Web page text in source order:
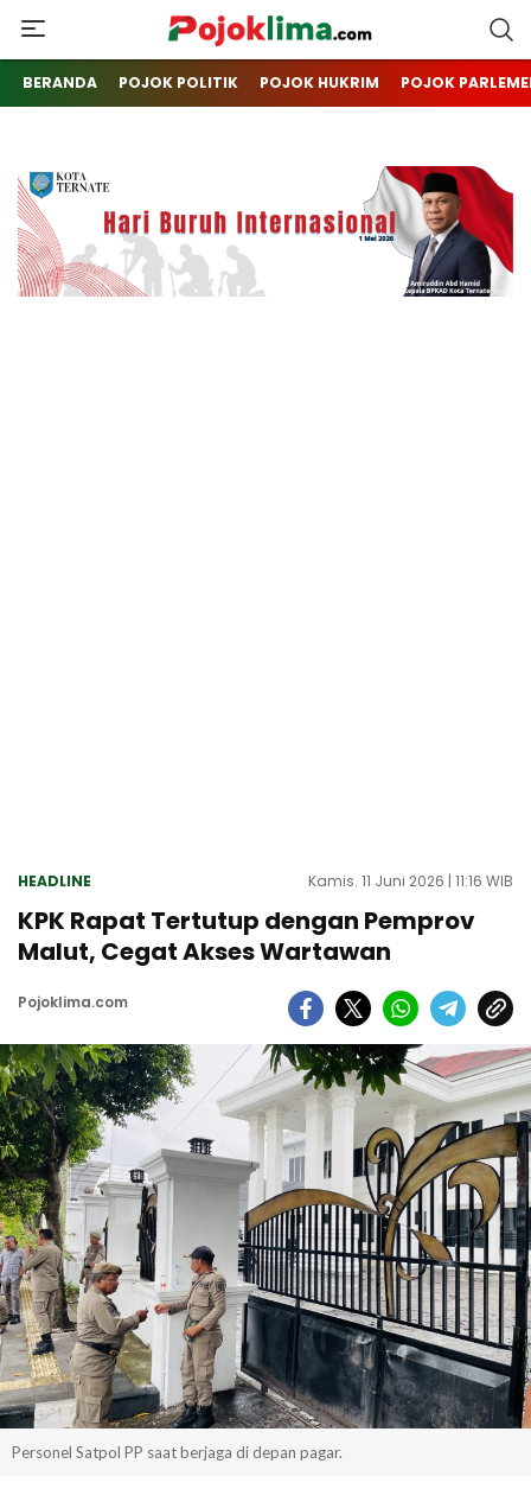
pojoklima.com
Mojokin
BERANDA POJOK POLITIK POJOK HUKRIM POJOK
HEADLINE Kamis. 11 Juni 2026 | 11:16 WIB
KPK Rapat Tertutup dengan Pemprov
Malut, Cegat Akses Wartawan
Pojoklima.com
Personel Satpol PP saat berjaga di depan pagar.